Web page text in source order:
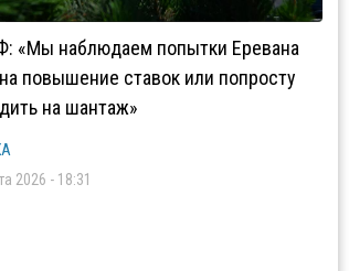
«Мы наблюдаем попытки Еревана
на повышение ставок или попросту
на шантаж»
2026 - 18:31